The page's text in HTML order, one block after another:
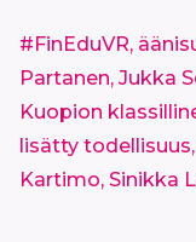
#FinEduVR,
Partanen, Jukka
Kuopion
lisätty todellisuus,
Kartimo, Sinikka